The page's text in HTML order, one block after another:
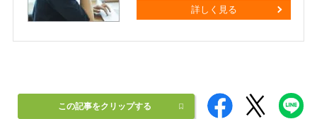
詳しく見る
この記事をクリップする